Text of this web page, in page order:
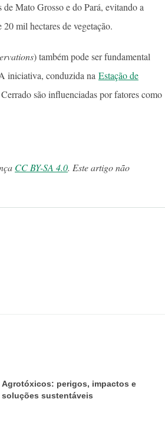
Mato Grosso e do Pará, evitando a
mil hectares de vegetação.
) também pode ser fundamental
iniciativa, conduzida na Estação de
são influenciadas por fatores como
CC BY-SA 4.0. Este artigo não
Agrotóxicos: perigos, impactos e
soluções sustentáveis